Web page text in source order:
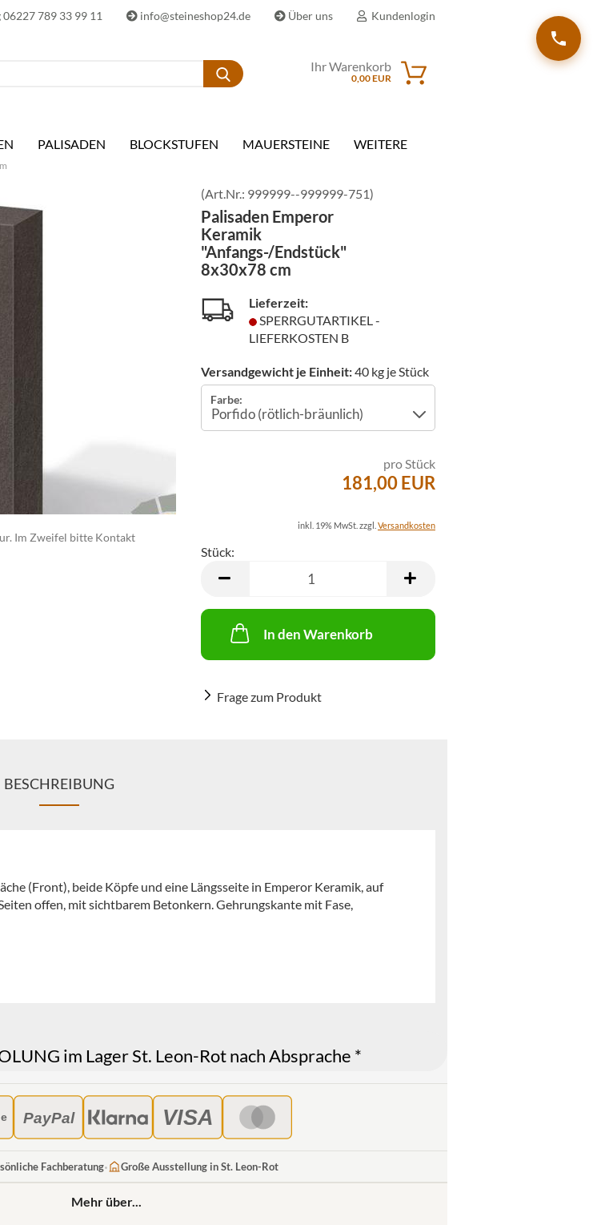
789 33 99 11 info@steineshop24.de Über uns Kundenlogin
Konto erstellen
Suche... Ihr Warenkorb
0,00 EUR
PALISADEN BLOCKSTUFEN MAUERSTEINE WEITERE
Im Zweifel bitte Kontakt
(Art.Nr.: 999999--999999-751)
Palisaden Emperor
Keramik
"Anfangs-/Endstück"
8x30x78 cm
Lieferzeit:
SPERRGUTARTIKEL -
LIEFERKOSTEN B
Versandgewicht je Einheit:40kg je Stück
Farbe:
pro Stück
181,00 EUR
inkl. 19% MwSt. zzgl. Versandkosten
Stück:
Stück
In den Warenkorb
Frage zum Produkt
BESCHREIBUNG
(Front), beide Köpfe und eine Längsseite in Emperor Keramik, auf
offen, mit sichtbarem Betonkern. Gehrungskante mit Fase,
im Lager St. Leon-Rot nach Absprache *
PayPal VISA
Fachberatung· Große Ausstellung in St. Leon-Rot
Mehr über...